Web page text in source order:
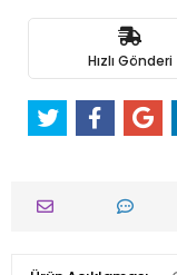
Hızlı Gönderi